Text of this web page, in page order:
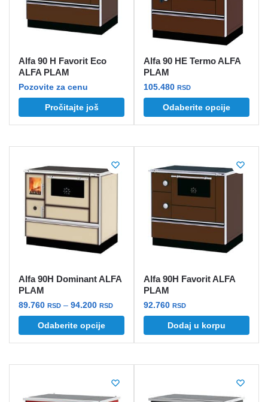
Alfa 90 H Favorit Eco
ALFA PLAM
Pozovite za cenu
Pročitajte još
Alfa 90 HE Termo ALFA
PLAM
105.480 RSD
Odaberite opcije
više
varijanti.
Opcije
mogu
izabrane
na
stranici
Alfa 90H Dominant ALFA
PLAM
89.760 RSD – 94.200 RSDRaspon
cena:
89.760 rsd
Odaberite opcije
više
Opcije
Alfa 90H Favorit ALFA
PLAM
92.760 RSD
Dodaj u korpu